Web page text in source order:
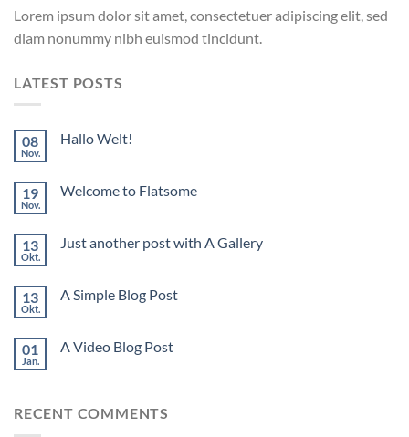
Lorem ipsum dolor sit amet, consectetuer adipiscing elit, sed
diam nonummy nibh euismod tincidunt.
LATEST POSTS
08
Nov.
Hallo Welt!
19
Nov.
Welcome to Flatsome
13
Okt.
Just another post with A Gallery
13
Okt.
A Simple Blog Post
01
Jan.
A Video Blog Post
RECENT COMMENTS